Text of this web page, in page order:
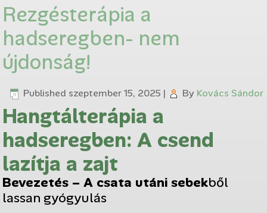
Rezgésterápia a
hadseregben- nem
újdonság!
Published szeptember 15, 2025 | By Kovács Sándor
Hangtálterápia a
hadseregben: A csend
lazítja a zajt
Bevezetés – A csata utáni sebekből
lassan gyógyulás